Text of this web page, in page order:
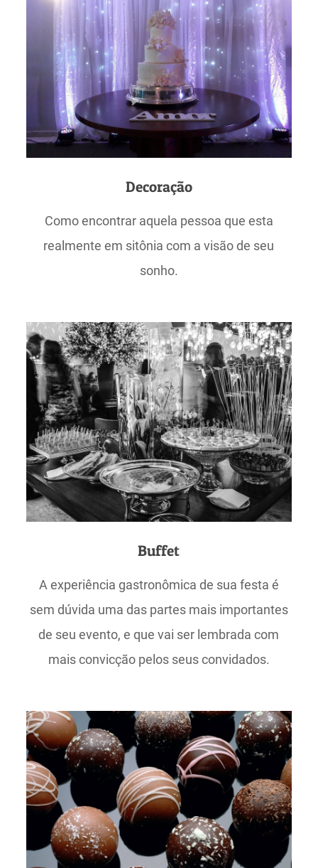
Decoração
Como encontrar aquela pessoa que esta
realmente em sitônia com a visão de seu
sonho.
Buffet
A experiência gastronômica de sua festa é
sem dúvida uma das partes mais importantes
de seu evento, e que vai ser lembrada com
mais convicção pelos seus convidados.